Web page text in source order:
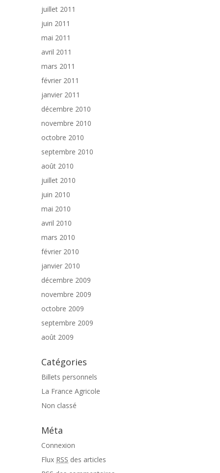
juillet 2011
juin 2011
mai 2011
avril 2011
mars 2011
février 2011
janvier 2011
décembre 2010
novembre 2010
octobre 2010
septembre 2010
août 2010
juillet 2010
juin 2010
mai 2010
avril 2010
mars 2010
février 2010
janvier 2010
décembre 2009
novembre 2009
octobre 2009
septembre 2009
août 2009
Catégories
Billets personnels
La France Agricole
Non classé
Méta
Connexion
Flux RSS des articles